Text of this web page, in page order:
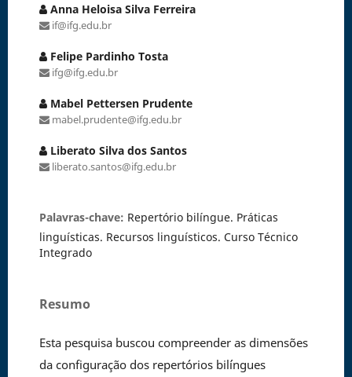
Anna Heloisa Silva Ferreira
if@ifg.edu.br
Felipe Pardinho Tosta
ifg@ifg.edu.br
Mabel Pettersen Prudente
mabel.prudente@ifg.edu.br
Liberato Silva dos Santos
liberato.santos@ifg.edu.br
Palavras-chave: Repertório bilíngue. Práticas
linguísticas. Recursos linguísticos. Curso Técnico
Integrado
Resumo
Esta pesquisa buscou compreender as dimensões
da configuração dos repertórios bilíngues